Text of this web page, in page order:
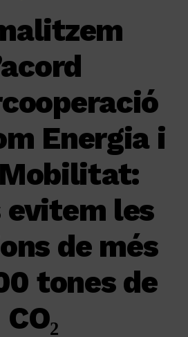
Energia i
les
de més
tones de
CO₂